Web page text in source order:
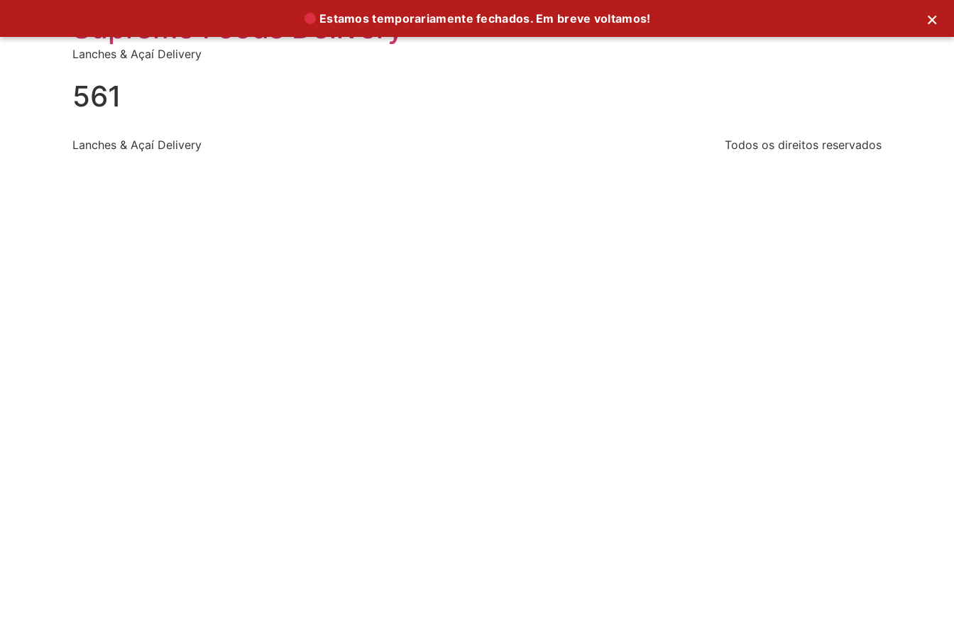
Supreme Foods Delivery
Lanches & Açaí Delivery
561
Lanches & Açaí Delivery Todos os direitos reservados
×
Estamos temporariamente fechados. Em breve voltamos!